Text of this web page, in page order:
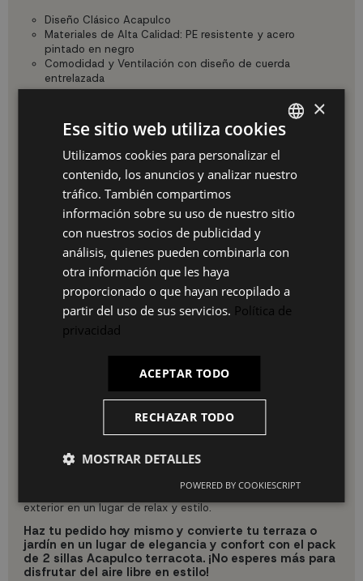
Diseño Clásico Acapulco
Materiales de Alta Calidad: PE resistente y acero
pintado en negro
Comodidad y Ventilación con diseño de cuerda
entrelazada
Dimensiones: Ancho: 72 cm, Altura: 83 cm, Altura hasta
el asiento: 38 cm
Montaje fácil: Preensambladas, listas para usar
Ventajas:
Versatilidad y estilo para cualquier espacio exterior
Fácil mantenimiento con construcción resistente
Ligereza y movilidad para adaptar tu espacio según tus
necesidades
Uso e Instalación:
Las sillas Acapulco terracota vienen preensambladas, listas
fáciles de mover y reubicar según tus preferencias.
Por qué elegir nuestro producto:
UKUKHOME.com te ofrece rapidez en la entrega, atención
personalizada, devolución fácil, precio económico,
asesoramiento gratis en la compra, opciones de pago
flexible, garantía de calidad, descuentos por compra
recurrente y promociones para clientes habituales. Con
exterior en un lugar de relax y estilo.
Haz tu pedido hoy mismo y convierte tu terraza o
jardín en un lugar de elegancia y confort con el pack
de 2 sillas Acapulco terracota. ¡No esperes más para
disfrutar del aire libre en estilo!
SPANISH
ES
PT
×
Ese sitio web utiliza cookies
Utilizamos cookies para personalizar el
contenido, los anuncios y analizar nuestro
tráfico. También compartimos
información sobre su uso de nuestro sitio
con nuestros socios de publicidad y
análisis, quienes pueden combinarla con
otra información que les haya
proporcionado o que hayan recopilado a
partir del uso de sus servicios. Política de
privacidad
ACEPTAR TODO
RECHAZAR TODO
MOSTRAR DETALLES
POWERED BY COOKIESCRIPT